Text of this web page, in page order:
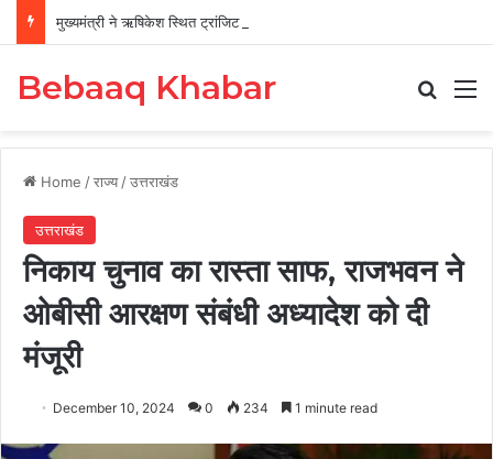
मुख्यमंत्री ने ऋषिकेश स्थित ट्रांजिट कैंप का किया औचक निरीक्षण
Bebaaq Khabar
Home /राज्य /उत्तराखंड
उत्तराखंड
निकाय चुनाव का रास्ता साफ, राजभवन ने
ओबीसी आरक्षण संबंधी अध्यादेश को दी
मंजूरी
December 10, 2024 0 234 1 minute read